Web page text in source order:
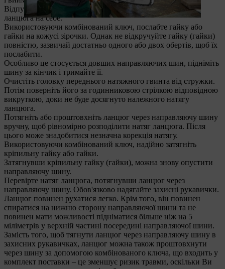
Відпустіть гальмо ланцюга, потягнувши ручку гальма
ланцюга на себе.
Використовуючи комбінований ключ, послабте гайку або
гайки на кожусі зірочки. Однак не відкручуйте гайку (гайки)
повністю, зазвичай достатньо одного або двох обертів, щоб їх
послабити.
Особливо це стосується довших направляючих шин, підніміть
шину за кінчик і тримайте її.
Очистіть головку переднього натяжного гвинта від стружки.
Потім поверніть його за годинниковою стрілкою відповідною
викруткою, доки не буде досягнуто належного натягу
ланцюга.
Потягніть або проштовхніть ланцюг через направляючу шину
вручну, щоб рівномірно розподілити натяг ланцюга. Після
цього може знадобитися незначна корекція натягу.
Використовуючи комбінований ключ, надійно затягніть
кріпильну гайку або гайки.
Затягнувши кріпильну гайку (гайки), можна знову опустити
направляючу шину.
Перевірте натяг ланцюга, потягнувши ланцюг через
направляючу шину. Обов'язково надягайте захисні рукавички.
Ланцюг повинен рухатися легко. Крім того, він повинен
спиратися на нижню сторону направляючої шини та не
повинен мати можливості підніматися більше ніж на 5
міліметрів у верхній частині посередині направляючої шини.
Замість того, щоб тягнути ланцюг через направляючу шину в
захисних рукавичках, ланцюг можна також проштовхнути
через шину за допомогою комбінованого ключа, що входить у
комплект поставки – це зменшує ризик травми, оскільки Ви